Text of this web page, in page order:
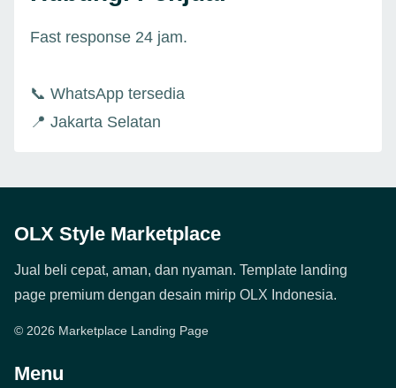
Fast response 24 jam.
📞 WhatsApp tersedia
📍 Jakarta Selatan
OLX Style Marketplace
Jual beli cepat, aman, dan nyaman. Template landing
page premium dengan desain mirip OLX Indonesia.
© 2026 Marketplace Landing Page
Menu